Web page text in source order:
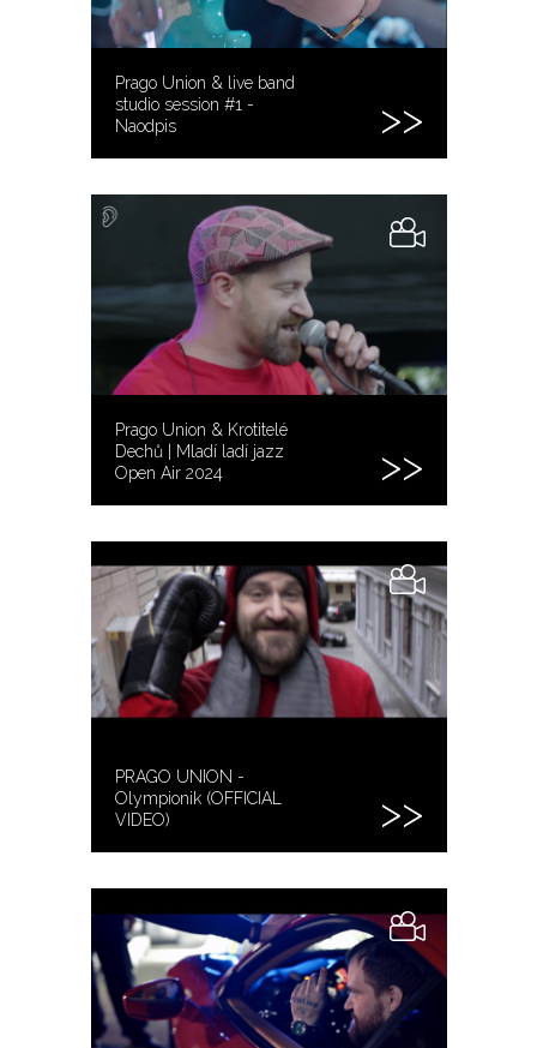
Prago Union & live band
studio session #1 -
Naodpis
Prago Union & Krotitelé
Dechů | Mladí ladí jazz
Open Air 2024
PRAGO UNION -
Olympionik (OFFICIAL
VIDEO)